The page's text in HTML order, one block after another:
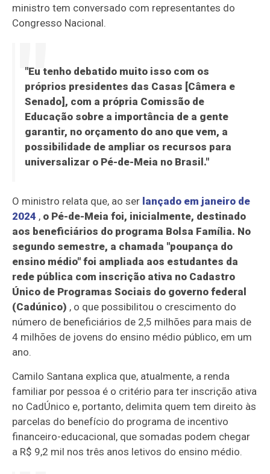
ministro tem conversado com representantes do
Congresso Nacional.
"Eu tenho debatido muito isso com os
próprios presidentes das Casas [Câmera e
Senado], com a própria Comissão de
Educação sobre a importância de a gente
garantir, no orçamento do ano que vem, a
possibilidade de ampliar os recursos para
universalizar o Pé-de-Meia no Brasil."
O ministro relata que, ao ser lançado em janeiro de
2024 , o Pé-de-Meia foi, inicialmente, destinado
aos beneficiários do programa Bolsa Família. No
segundo semestre, a chamada "poupança do
ensino médio" foi ampliada aos estudantes da
rede pública com inscrição ativa no Cadastro
Único de Programas Sociais do governo federal
(Cadúnico) , o que possibilitou o crescimento do
número de beneficiários de 2,5 milhões para mais de
4 milhões de jovens do ensino médio público, em um
ano.
Camilo Santana explica que, atualmente, a renda
familiar por pessoa é o critério para ter inscrição ativa
no CadÚnico e, portanto, delimita quem tem direito às
parcelas do benefício do programa de incentivo
financeiro-educacional, que somadas podem chegar
a R$ 9,2 mil nos três anos letivos do ensino médio.